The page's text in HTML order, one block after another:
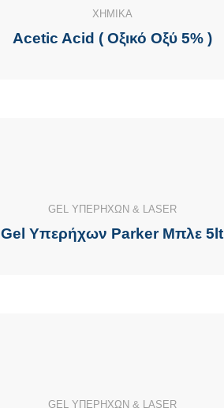
ΧΗΜΙΚΑ
Acetic Acid ( Οξικό Οξύ 5% )
GEL ΥΠΕΡΗΧΩΝ & LASER
Gel Υπερήχων Parker Μπλε 5lt
GEL ΥΠΕΡΗΧΩΝ & LASER